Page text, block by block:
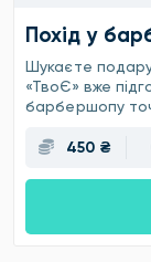
Похід у
Шукаєте
«ТвоЄ» вже
барбершопу
450 ₴